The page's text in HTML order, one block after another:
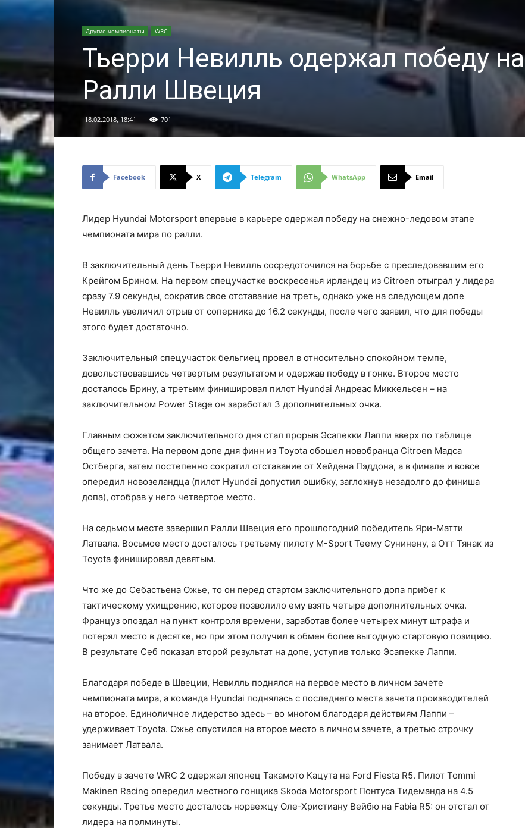
Другие чемпионаты WRC
Тьерри Невилль одержал победу на
Ралли Швеция
18.02.2018, 18:41 701
Facebook X Telegram WhatsApp Email
Лидер Hyundai Motorsport впервые в карьере одержал победу на снежно-ледовом этапе
чемпионата мира по ралли.
В заключительный день Тьерри Невилль сосредоточился на борьбе с преследовавшим его
Крейгом Брином. На первом спецучастке воскресенья ирландец из Citroen отыграл у лидера
сразу 7.9 секунды, сократив свое отставание на треть, однако уже на следующем допе
Невилль увеличил отрыв от соперника до 16.2 секунды, после чего заявил, что для победы
этого будет достаточно.
Заключительный спецучасток бельгиец провел в относительно спокойном темпе,
довольствовавшись четвертым результатом и одержав победу в гонке. Второе место
досталось Брину, а третьим финишировал пилот Hyundai Андреас Миккельсен – на
заключительном Power Stage он заработал 3 дополнительных очка.
Главным сюжетом заключительного дня стал прорыв Эсапекки Лаппи вверх по таблице
общего зачета. На первом допе дня финн из Toyota обошел новобранца Citroen Мадса
Остберга, затем постепенно сократил отставание от Хейдена Пэддона, а в финале и вовсе
опередил новозеландца (пилот Hyundai допустил ошибку, заглохнув незадолго до финиша
допа), отобрав у него четвертое место.
На седьмом месте завершил Ралли Швеция его прошлогодний победитель Яри-Матти
Латвала. Восьмое место досталось третьему пилоту M-Sport Теему Сунинену, а Отт Тянак из
Toyota финишировал девятым.
Что же до Себастьена Ожье, то он перед стартом заключительного допа прибег к
тактическому ухищрению, которое позволило ему взять четыре дополнительных очка.
Француз опоздал на пункт контроля времени, заработав более четырех минут штрафа и
потерял место в десятке, но при этом получил в обмен более выгодную стартовую позицию.
В результате Себ показал второй результат на допе, уступив только Эсапекке Лаппи.
Благодаря победе в Швеции, Невилль поднялся на первое место в личном зачете
чемпионата мира, а команда Hyundai поднялась с последнего места зачета производителей
на второе. Единоличное лидерство здесь – во многом благодаря действиям Лаппи –
удерживает Toyota. Ожье опустился на второе место в личном зачете, а третью строчку
занимает Латвала.
Победу в зачете WRC 2 одержал японец Такамото Кацута на Ford Fiesta R5. Пилот Tommi
Makinen Racing опередил местного гонщика Skoda Motorsport Понтуса Тидеманда на 4.5
секунды. Третье место досталось норвежцу Оле-Христиану Вейбю на Fabia R5: он отстал от
лидера на полминуты.